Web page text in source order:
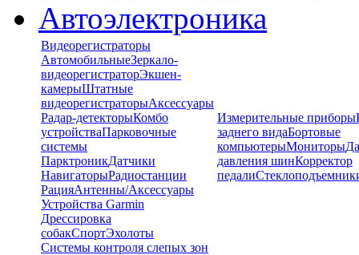
Автоэлектроника
Видеорегистраторы
АвтомобильныеЗеркало-
видеорегистраторЭкшен-
камерыШтатные
видеорегистраторыАксессуары
Радар-детекторыКомбо
устройстваПарковочные
системы
ПарктроникДатчики
НавигаторыРадиостанции
РацияАнтенны/Аксессуары
Устройства Garmin
Дрессировка
собакСпортЭхолоты
Системы контроля слепых зон
Измерительные приборы
заднего видаБортовые
компьютерыМониторы
давления шинКорректор
педали